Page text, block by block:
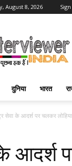
August 8, 2026
दुनिया भारत
सेवा के आदर्श पर चलकर
आदर्श